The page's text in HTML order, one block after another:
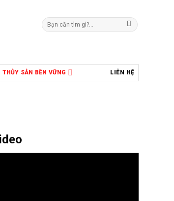
Tìm
kiếm:
THỦY SẢN BỀN VỮNG LIÊN HỆ